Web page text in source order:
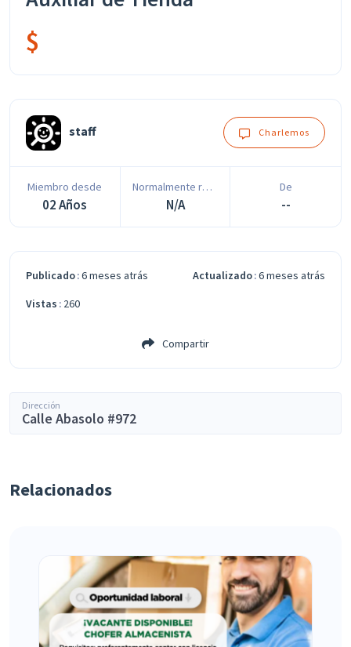
$
staff Charlemos
Miembro desde
02 Años
Normalmente responde en
N/A
De
--
Publicado 6 meses atrás Actualizado 6 meses atrás
Vistas 260
Compartir
Dirección
Calle Abasolo #972
Relacionados